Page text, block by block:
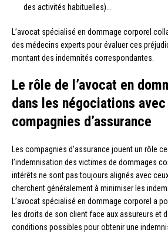
des activités habituelles)…
L’avocat spécialisé en dommage corporel
des médecins experts pour évaluer ces
montant des indemnités correspondantes.
Le rôle de l’avocat en
dans les négociations
compagnies d’assurance
Les compagnies d’assurance jouent un rôle
l’indemnisation des victimes de dommages
intérêts ne sont pas toujours alignés avec
cherchent généralement à minimiser les
L’avocat spécialisé en dommage corporel a
les droits de son client face aux assureurs et
conditions possibles pour obtenir une